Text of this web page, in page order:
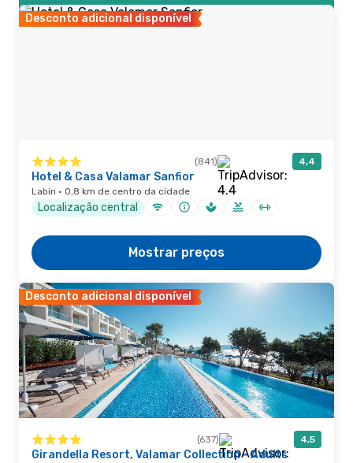
Desconto adicional disponível
(841) 4,4
Hotel & Casa Valamar Sanfior
Labin · 0,8 km de centro da cidade
Localização central
Mostrar preços
Desconto adicional disponível
(637) 4,5
Girandella Resort, Valamar Collection - Adults